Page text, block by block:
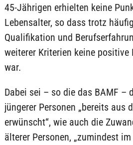
45-Jährigen erhielten keine
Lebensalter, so dass trotz
Qualifikation und
weiterer Kriterien keine positive
war.
Dabei sei – so die das BAMF –
jüngerer Personen „bereits aus
erwünscht“, wie auch die
älterer Personen, „zumindest